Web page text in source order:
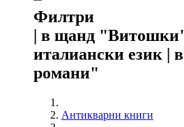
Филтри
| в щанд
италиански език |
романи"
Антикварни книги